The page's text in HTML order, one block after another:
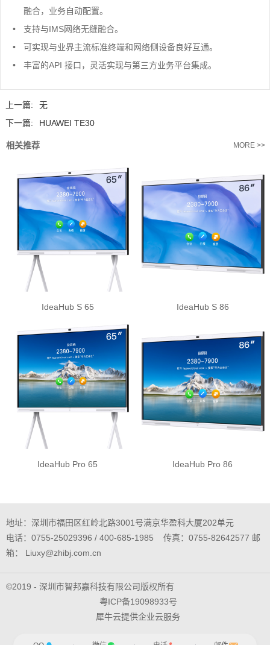
融合，业务自动配置。
•
支持与IMS网络无缝融合。
•
可实现与业界主流标准终端和网络侧设备良好互通。
•
丰富的API 接口，灵活实现与第三方业务平台集成。
上一篇:
无
下一篇:
HUAWEI TE30
相关推荐 MORE >>
IdeaHub S 65 IdeaHub S 86
IdeaHub Pro 65 IdeaHub Pro 86
地址：深圳市福田区红岭北路3001号满京华盈科大厦202单元
电话：0755-25029396 / 400-685-1985 传真：0755-82642577 邮
箱： Liuxy@zhibj.com.cn
©2019 - 深圳市智邦嘉科技有限公司版权所有
粤ICP备19098933号
犀牛云提供企业云服务